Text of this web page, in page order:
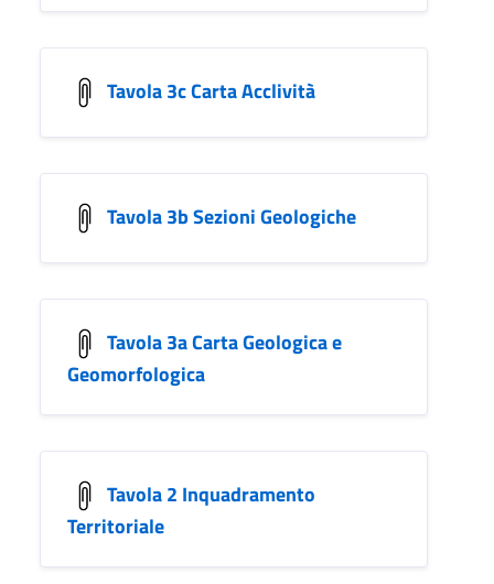
Tavola 3c Carta Acclività
Tavola 3b Sezioni Geologiche
Tavola 3a Carta Geologica e
Geomorfologica
Tavola 2 Inquadramento
Territoriale